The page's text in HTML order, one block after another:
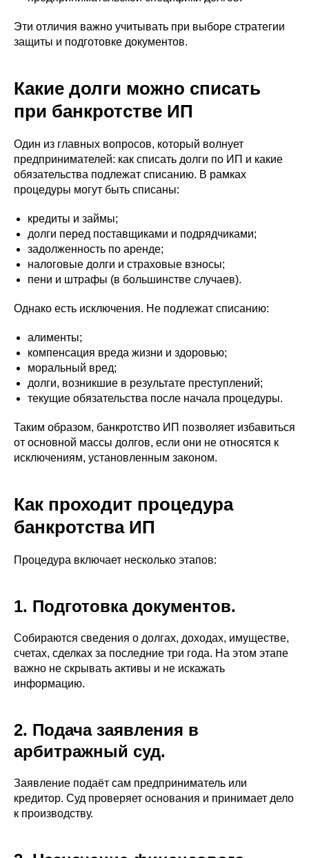
Эти отличия важно учитывать при выборе стратегии
защиты и подготовке документов.
Какие долги можно списать
при банкротстве ИП
Один из главных вопросов, который волнует
предпринимателей: как списать долги по ИП и какие
обязательства подлежат списанию. В рамках
процедуры могут быть списаны:
кредиты и займы;
долги перед поставщиками и подрядчиками;
задолженность по аренде;
налоговые долги и страховые взносы;
пени и штрафы (в большинстве случаев).
Однако есть исключения. Не подлежат списанию:
алименты;
компенсация вреда жизни и здоровью;
моральный вред;
долги, возникшие в результате преступлений;
текущие обязательства после начала процедуры.
Таким образом, банкротство ИП позволяет избавиться
от основной массы долгов, если они не относятся к
исключениям, установленным законом.
Как проходит процедура
банкротства ИП
Процедура включает несколько этапов:
1. Подготовка документов.
Собираются сведения о долгах, доходах, имуществе,
счетах, сделках за последние три года. На этом этапе
важно не скрывать активы и не искажать
информацию.
2. Подача заявления в
арбитражный суд.
Заявление подаёт сам предприниматель или
кредитор. Суд проверяет основания и принимает дело
к производству.